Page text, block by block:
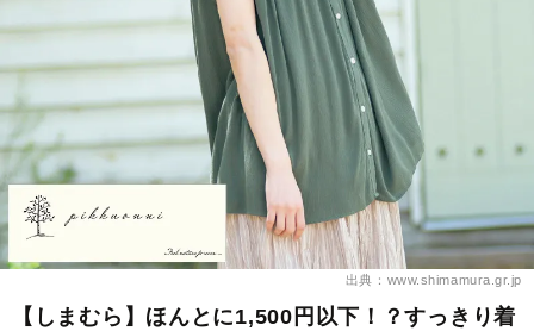
出典：www.shimamura.gr.jp
【しまむら】ほんとに1,500円以下！？すっきり着